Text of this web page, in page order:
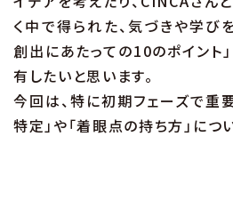
く中で得られた、気づきや学び
創出にあたっての10のポイント
有したいと思います。
今回は、特に初期フェーズで重
特定」や「着眼点の持ち方」につ